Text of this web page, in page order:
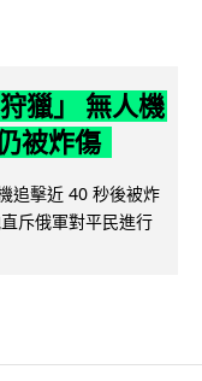
獵」 無人機
被炸傷
追擊近 40 秒後被炸
斥俄軍對平民進行